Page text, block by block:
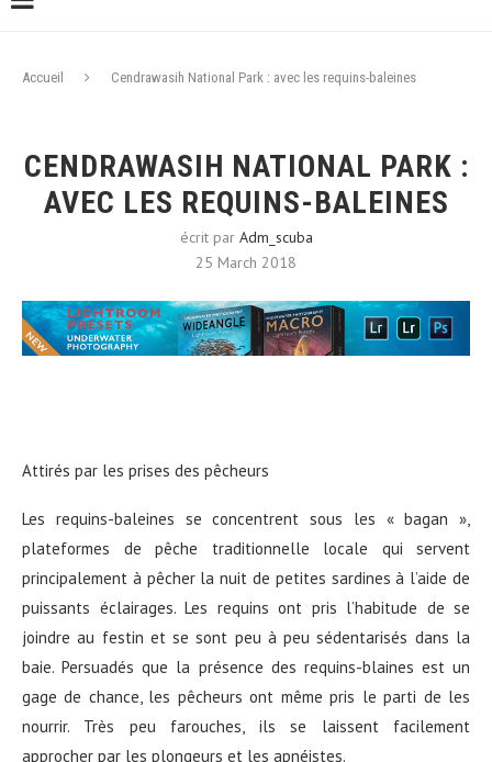
Accueil Cendrawasih National Park : avec les requins-baleines
CENDRAWASIH NATIONAL PARK :
AVEC LES REQUINS-BALEINES
écrit par Adm_scuba
25 March 2018
Attirés par les prises des pêcheurs
Les requins-baleines se concentrent sous les « bagan »,
plateformes de pêche traditionnelle locale qui servent
principalement à pêcher la nuit de petites sardines à l’aide de
puissants éclairages. Les requins ont pris l’habitude de se
joindre au festin et se sont peu à peu sédentarisés dans la
baie. Persuadés que la présence des requins-blaines est un
gage de chance, les pêcheurs ont même pris le parti de les
nourrir. Très peu farouches, ils se laissent facilement
approcher par les plongeurs et les apnéistes.